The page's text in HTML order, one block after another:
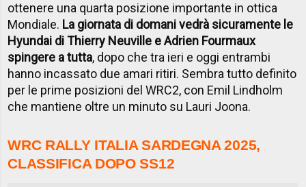
ottenere una quarta posizione importante in ottica
Mondiale. La giornata di domani vedrà sicuramente le
Hyundai di Thierry Neuville e Adrien Fourmaux
spingere a tutta, dopo che tra ieri e oggi entrambi
hanno incassato due amari ritiri. Sembra tutto definito
per le prime posizioni del WRC2, con Emil Lindholm
che mantiene oltre un minuto su Lauri Joona.
WRC RALLY ITALIA SARDEGNA 2025,
CLASSIFICA DOPO SS12